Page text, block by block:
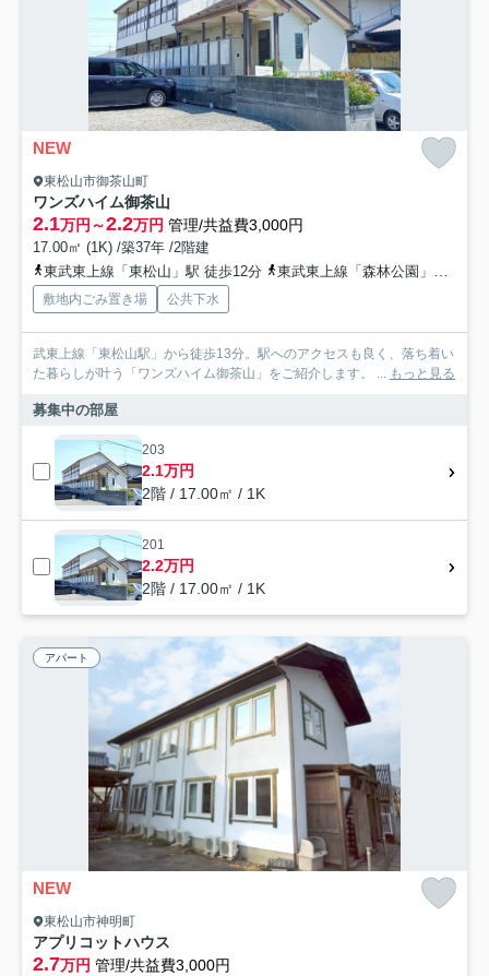
NEW
東松山市御茶山町
ワンズハイム御茶山
2.1万円～2.2万円 管理/共益費3,000円
17.00㎡ (1K) /築37年 /2階建
東武東上線「東松山」駅 徒歩12分
東武東上線「森林公園」駅 徒歩52分
敷地内ごみ置き場 公共下水
武東上線「東松山駅」から徒歩13分。駅へのアクセスも良く、落ち着い
た暮らしが叶う「ワンズハイム御茶山」をご紹介します。 ...
もっと見る
募集中の部屋
203
2.1万円
2階 / 17.00㎡ / 1K
201
2.2万円
2階 / 17.00㎡ / 1K
アパート
NEW
東松山市神明町
アプリコットハウス
2.7万円 管理/共益費3,000円